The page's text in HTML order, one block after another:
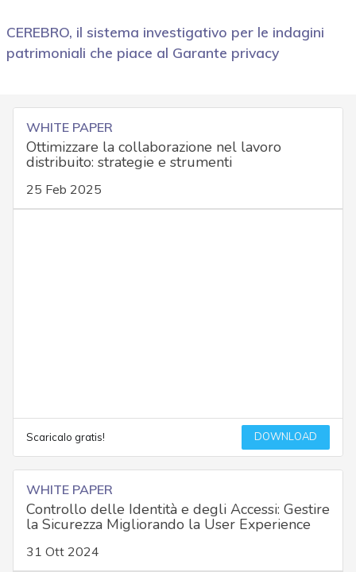
CEREBRO, il sistema investigativo per le indagini
patrimoniali che piace al Garante privacy
WHITE PAPER
Ottimizzare la collaborazione nel lavoro
distribuito: strategie e strumenti
25 Feb 2025
Scaricalo gratis! DOWNLOAD
WHITE PAPER
Controllo delle Identità e degli Accessi: Gestire
la Sicurezza Migliorando la User Experience
31 Ott 2024